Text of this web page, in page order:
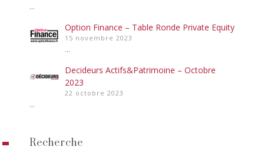
...
Option Finance – Table Ronde Private Equity
15 novembre 2023
...
Decideurs Actifs&Patrimoine – Octobre
2023
22 octobre 2023
...
Recherche